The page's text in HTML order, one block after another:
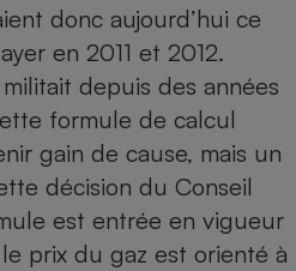
donc aujourd’hui ce
en 2011 et 2012.
depuis des années
formule de calcul
gain de cause, mais un
décision du Conseil
est entrée en vigueur
prix du gaz est orienté à
Climatiseur -
Ventilateur
Antivirus